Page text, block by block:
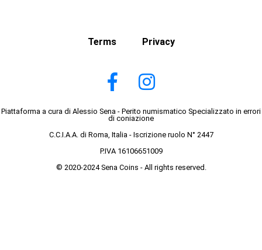
Terms Privacy
Piattaforma a cura di Alessio Sena - Perito numismatico Specializzato in errori
di coniazione
C.C.I.A.A. di Roma, Italia - Iscrizione ruolo N° 2447
P.IVA 16106651009
© 2020-2024 Sena Coins - All rights reserved.